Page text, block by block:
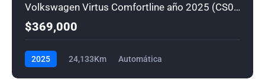
Volkswagen Virtus Comfortline año 2025 (CS0306)
$369,000
2025 24,133Km Automática